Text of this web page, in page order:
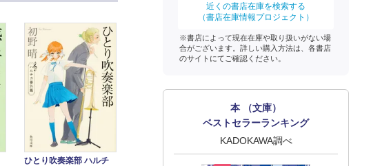
ひとり吹奏楽部 ハルチ
近くの書店在庫を検索する
（書店在庫情報プロジェクト）
※書店によって現在在庫や取り扱いがない場
合がございます。詳しい購入方法は、各書店
のサイトにてご確認ください。
本 （文庫）
ベストセラーランキング
KADOKAWA調べ